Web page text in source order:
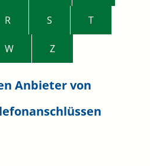
R S T
W Z
Anbieter von